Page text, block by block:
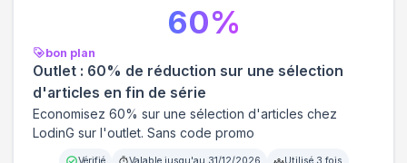
bon plan
Outlet : 60% de réduction sur une sélection
d'articles en fin de série
Economisez 60% sur une sélection d'articles chez
LodinG sur l'outlet. Sans code promo
Vérifié Valable jusqu'au 31/12/2026 Utilisé 3 fois
60%